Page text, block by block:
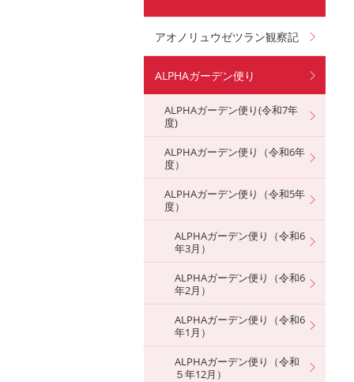
アオノリュウゼツラン観察記
ALPHAガーデン便り
ALPHAガーデン便り(令和7年
度)
ALPHAガーデン便り（令和6年
度）
ALPHAガーデン便り（令和5年
度）
ALPHAガーデン便り（令和6
年3月）
ALPHAガーデン便り（令和6
年2月）
ALPHAガーデン便り（令和6
年1月）
ALPHAガーデン便り（令和
５年12月）